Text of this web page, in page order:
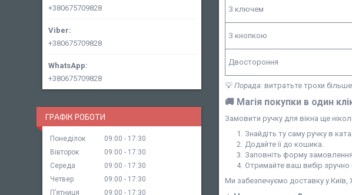
З ключем
З кнопкою
Двостороння
💡 Порада: витратьте трохи
🚚 Магія покупки в один
Замовити ручку для вікна ще
Знайдіть ту саму ручку в
Додайте її до кошика.
Заповніть форму
Отримайте ваш вибір зручно
Ми забезпечуємо доставку у Київ,
+380675709828
+380675709828
+380675709828
ГРАФІК РОБОТИ
Понеділок 09:00
17:30
Вівторок
09:00
17:30
Середа
09:00
17:30
Четвер
09:00
17:30
Пʼятниця
09:00
17:30